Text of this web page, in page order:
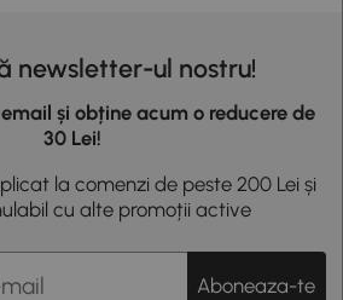
newsletter-ul nostru!
și obține acum o reducere de
30 Lei!
la comenzi de peste 200 Lei și
cu alte promoții active
Aboneaza-te